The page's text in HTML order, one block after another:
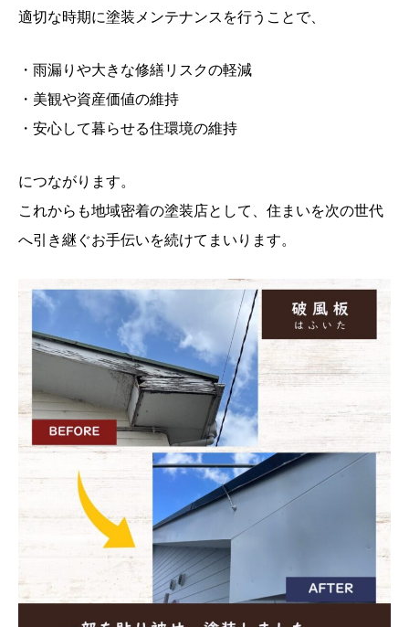
適切な時期に塗装メンテナンスを行うことで、
・雨漏りや大きな修繕リスクの軽減
・美観や資産価値の維持
・安心して暮らせる住環境の維持
につながります。
これからも地域密着の塗装店として、住まいを次の世代
へ引き継ぐお手伝いを続けてまいります。